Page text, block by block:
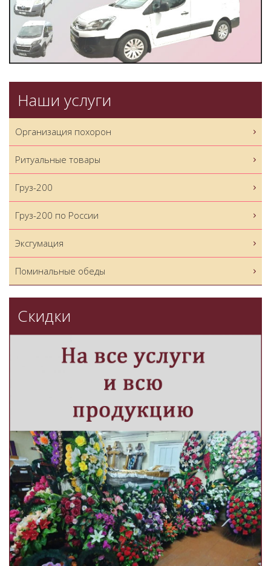
Наши услуги
Организация похорон
Ритуальные товары
Груз-200
Груз-200 по России
Эксгумация
Поминальные обеды
Скидки